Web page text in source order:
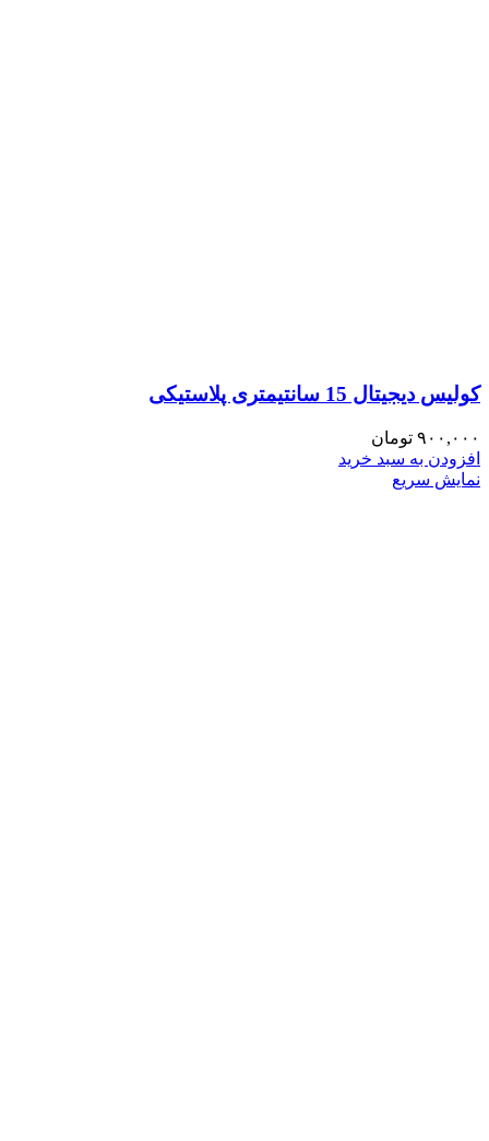
کولیس دیجیتال 15 سانتیمتری پلاستیکی
۹۰۰,۰۰۰ تومان
افزودن به سبد خرید
نمایش سریع